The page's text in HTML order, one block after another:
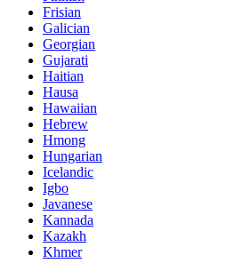
Frisian
Galician
Georgian
Gujarati
Haitian
Hausa
Hawaiian
Hebrew
Hmong
Hungarian
Icelandic
Igbo
Javanese
Kannada
Kazakh
Khmer